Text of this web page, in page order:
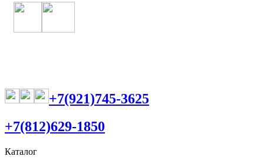
+7(921)745-3625
+7(812)629-1850
Каталог